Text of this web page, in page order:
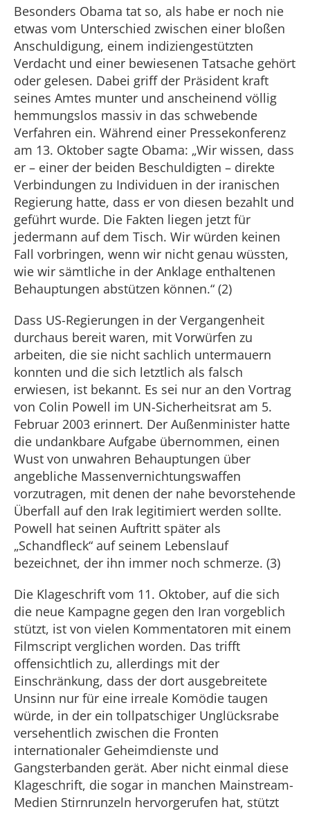
Besonders Obama tat so, als habe er noch nie
etwas vom Unterschied zwischen einer bloßen
Anschuldigung, einem indiziengestützten
Verdacht und einer bewiesenen Tatsache gehört
oder gelesen. Dabei griff der Präsident kraft
seines Amtes munter und anscheinend völlig
hemmungslos massiv in das schwebende
Verfahren ein. Während einer Pressekonferenz
am 13. Oktober sagte Obama: „Wir wissen, dass
er – einer der beiden Beschuldigten – direkte
Verbindungen zu Individuen in der iranischen
Regierung hatte, dass er von diesen bezahlt und
geführt wurde. Die Fakten liegen jetzt für
jedermann auf dem Tisch. Wir würden keinen
Fall vorbringen, wenn wir nicht genau wüssten,
wie wir sämtliche in der Anklage enthaltenen
Behauptungen abstützen können.“ (2)
Dass US-Regierungen in der Vergangenheit
durchaus bereit waren, mit Vorwürfen zu
arbeiten, die sie nicht sachlich untermauern
konnten und die sich letztlich als falsch
erwiesen, ist bekannt. Es sei nur an den Vortrag
von Colin Powell im UN-Sicherheitsrat am 5.
Februar 2003 erinnert. Der Außenminister hatte
die undankbare Aufgabe übernommen, einen
Wust von unwahren Behauptungen über
angebliche Massenvernichtungswaffen
vorzutragen, mit denen der nahe bevorstehende
Überfall auf den Irak legitimiert werden sollte.
Powell hat seinen Auftritt später als
„Schandfleck“ auf seinem Lebenslauf
bezeichnet, der ihn immer noch schmerze. (3)
Die Klageschrift vom 11. Oktober, auf die sich
die neue Kampagne gegen den Iran vorgeblich
stützt, ist von vielen Kommentatoren mit einem
Filmscript verglichen worden. Das trifft
offensichtlich zu, allerdings mit der
Einschränkung, dass der dort ausgebreitete
Unsinn nur für eine irreale Komödie taugen
würde, in der ein tollpatschiger Unglücksrabe
versehentlich zwischen die Fronten
internationaler Geheimdienste und
Gangsterbanden gerät. Aber nicht einmal diese
Klageschrift, die sogar in manchen Mainstream-
Medien Stirnrunzeln hervorgerufen hat, stützt